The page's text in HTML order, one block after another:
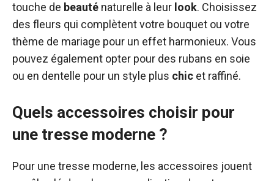
touche de beauté naturelle à leur look. Choisissez
des fleurs qui complètent votre bouquet ou votre
thème de mariage pour un effet harmonieux. Vous
pouvez également opter pour des rubans en soie
ou en dentelle pour un style plus chic et raffiné.
Quels accessoires choisir pour
une tresse moderne ?
Pour une tresse moderne, les accessoires jouent